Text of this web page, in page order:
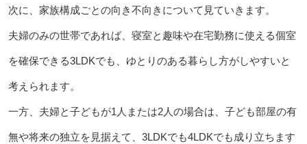
次に、家族構成ごとの向き不向きについて見ていきます。
夫婦のみの世帯であれば、寝室と趣味や在宅勤務に使える個室
を確保できる3LDKでも、ゆとりのある暮らし方がしやすいと
考えられます。
一方、夫婦と子どもが1人または2人の場合は、子ども部屋の有
無や将来の独立を見据えて、3LDKでも4LDKでも成り立ちます